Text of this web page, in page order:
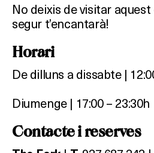
No deixis de visitar
segur t’encantarà!
Horari
De dilluns a dissabte |
Diumenge | 17:00 – 23:30h
Contacte i reserves